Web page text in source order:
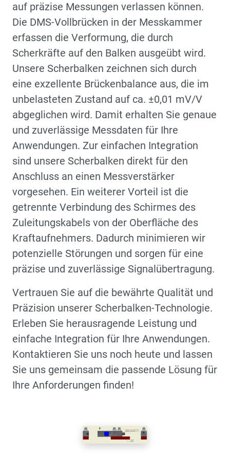
auf präzise Messungen verlassen können.
Die DMS-Vollbrücken in der Messkammer
erfassen die Verformung, die durch
Scherkräfte auf den Balken ausgeübt wird.
Unsere Scherbalken zeichnen sich durch
eine exzellente Brückenbalance aus, die im
unbelasteten Zustand auf ca. ±0,01 mV/V
abgeglichen wird. Damit erhalten Sie genaue
und zuverlässige Messdaten für Ihre
Anwendungen. Zur einfachen Integration
sind unsere Scherbalken direkt für den
Anschluss an einen Messverstärker
vorgesehen. Ein weiterer Vorteil ist die
getrennte Verbindung des Schirmes des
Zuleitungskabels von der Oberfläche des
Kraftaufnehmers. Dadurch minimieren wir
potenzielle Störungen und sorgen für eine
präzise und zuverlässige Signalübertragung.
Vertrauen Sie auf die bewährte Qualität und
Präzision unserer Scherbalken-Technologie.
Erleben Sie herausragende Leistung und
einfache Integration für Ihre Anwendungen.
Kontaktieren Sie uns noch heute und lassen
Sie uns gemeinsam die passende Lösung für
Ihre Anforderungen finden!